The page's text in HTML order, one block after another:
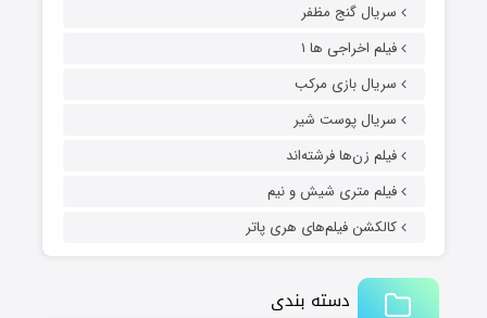
سریال گنج مظفر
فیلم اخراجی ها ۱
سریال بازی مرکب
سریال پوست شیر
فیلم زن‌ها فرشته‌اند
فیلم متری شیش و نیم
کالکشن فیلم‌های هری پاتر
دسته بندی